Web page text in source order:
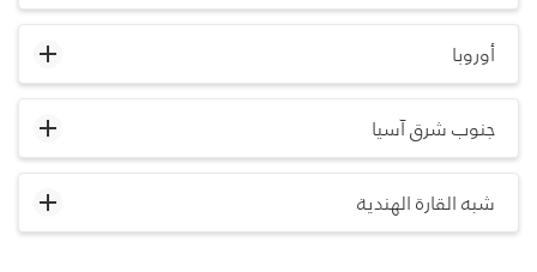
أوروبا
جنوب شرق آسيا
شبه القارة الهندية